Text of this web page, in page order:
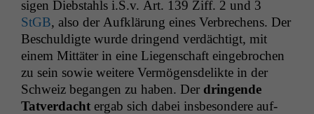
si­gen Dieb­stahls i.S.v. Art. 139 Ziff. 2 und 3
StGB, also der Aufk­lärung eines Ver­brechens. Der
Beschuldigte wurde drin­gend verdächtigt, mit
einem Mit­täter in eine Liegen­schaft einge­brochen
zu sein sowie weit­ere Ver­mö­gens­de­lik­te in der
Schweiz began­gen zu haben. Der drin­gende
Tatver­dacht ergab sich dabei ins­beson­dere auf­